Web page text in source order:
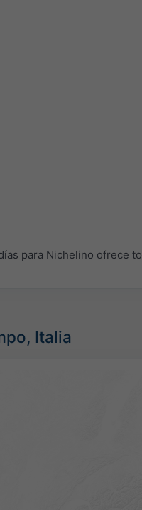
para Nichelino ofrece
Italia